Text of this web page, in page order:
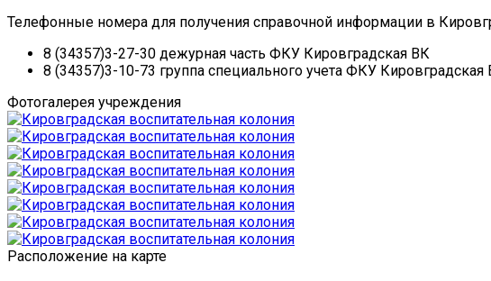
Телефонные номера для получения справочной информации в
8 (34357)3-27-30 дежурная часть ФКУ Кировградская ВК
8 (34357)3-10-73 группа специального учета ФКУ Кировградская
Фотогалерея учреждения
Расположение на карте